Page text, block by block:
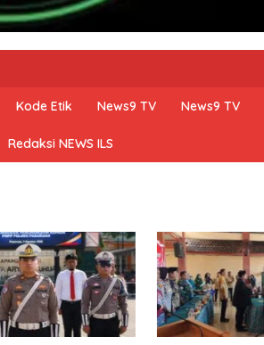
Kode Etik News9 TV News9 TV
Redaksi NEWS ILS